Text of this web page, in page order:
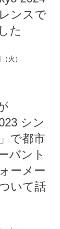
ンスで
た
火）
シン
で都市
バント
ーメー
いて話